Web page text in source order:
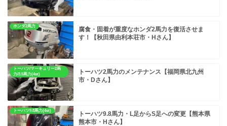
ホンダ2馬力
腐食・固着が重度なホンダ2馬力を復活させま
す！【秋田県由利本荘市・Hさん】
トーハツ/マーキュリー2馬
力/3.5馬力(4st)
トーハツ2馬力のメンテナンス【福岡県北九州
市・Dさん】
トーハツ9.8馬力(4st)
トーハツ9.8馬力・L足からS足への変更【熊本県
熊本市・Hさん】